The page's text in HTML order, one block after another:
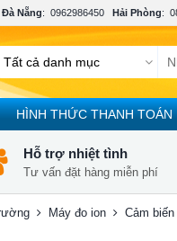
Đà Nẵng: 0962986450 Hải Phòng:
HÌNH THỨC THANH TOÁN
Hỗ trợ nhiệt tình
Tư vấn đặt hàng miễn phí
Máy đo ion Cảm